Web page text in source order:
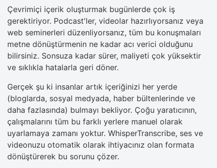
Çevrimiçi içerik oluşturmak bugünlerde çok iş
gerektiriyor. Podcast'ler, videolar hazırlıyorsanız veya
web seminerleri düzenliyorsanız, tüm bu konuşmaları
metne dönüştürmenin ne kadar acı verici olduğunu
bilirsiniz. Sonsuza kadar sürer, maliyeti çok yüksektir
ve sıklıkla hatalarla geri döner.
Gerçek şu ki insanlar artık içeriğinizi her yerde
(bloglarda, sosyal medyada, haber bültenlerinde ve
daha fazlasında) bulmayı bekliyor. Çoğu yaratıcının,
çalışmalarını tüm bu farklı yerlere manuel olarak
uyarlamaya zamanı yoktur. WhisperTranscribe, ses ve
videonuzu otomatik olarak ihtiyacınız olan formata
dönüştürerek bu sorunu çözer.